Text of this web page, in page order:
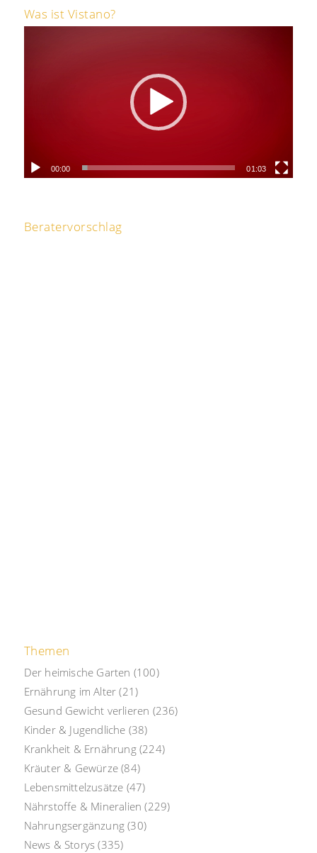
Was ist Vistano?
00:00 01:03
Beratervorschlag
Themen
Der heimische Garten (100)
Ernährung im Alter (21)
Gesund Gewicht verlieren (236)
Kinder & Jugendliche (38)
Krankheit & Ernährung(224)
Kräuter & Gewürze (84)
Lebensmittelzusätze (47)
Nährstoffe & Mineralien (229)
Nahrungsergänzung (30)
News & Storys (335)